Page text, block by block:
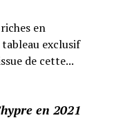
en
exclusif
de cette...
en 2021